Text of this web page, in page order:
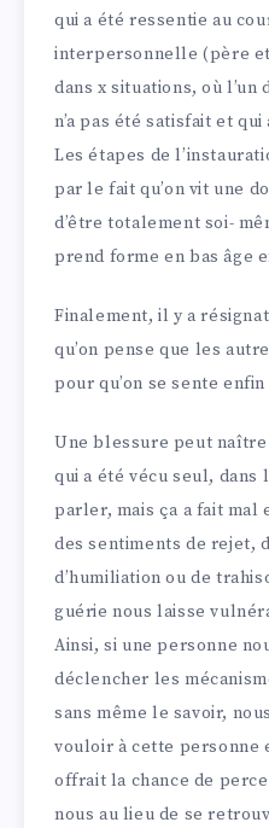
qui a été ressentie au
interpersonnelle (père
dans x situations, où
n’a pas été satisfait et
Les étapes de
par le fait qu’on vit une
d’être totalement soi-
prend forme en bas âge
Finalement, il y a
qu’on pense que les
pour qu’on se sente enfin
Une blessure peut naître
qui a été vécu seul, dans
parler, mais ça a fait mal
des sentiments de rejet,
d’humiliation ou de
guérie nous laisse
Ainsi, si une personne
déclencher les
sans même le savoir,
vouloir à cette personne
offrait la chance de
nous au lieu de se